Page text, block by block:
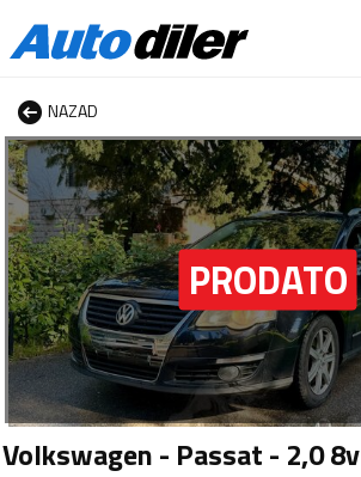
NAZAD
Volkswagen - Passat - 2,0 8v